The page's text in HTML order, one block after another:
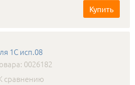
Купить
1С исп.08
0026182
сравнению